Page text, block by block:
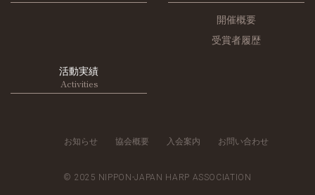
開催概要
受賞者履歴
活動実績
Activities
お知らせ 協会概要 入会案内 お問い合わせ
© 2025 NIPPON-JAPAN HARP ASSOCIATION